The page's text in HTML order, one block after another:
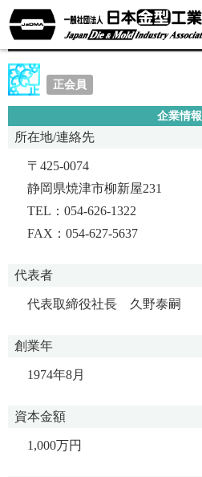
メガロ加工株式会社
正会員
企業情報
所在地/連絡先
〒425-0074
静岡県焼津市柳新屋231
TEL：054-626-1322
FAX：054-627-5637
代表者
代表取締役社長 久野泰嗣
創業年
1974年8月
資本金額
1,000万円